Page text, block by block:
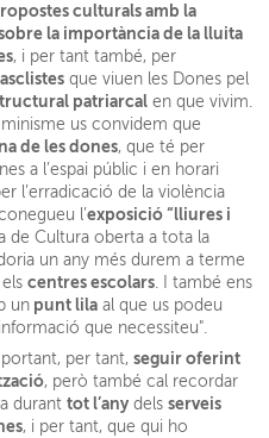
culturals amb la
la importància de la lluita
, i per tant també, per
que viuen les Dones pel
patriarcal en que vivim.
us convidem que
de les dones, que té per
a l’espai públic i en horari
l’erradicació de la violència
l’exposició “lliures i
de Cultura oberta a tota la
un any més durem a terme
elscentres escolars. I també ens
un punt lila al que us podeu
que necessiteu".
per tant,seguir oferint
, però també cal recordar
duranttot l’any delsserveis
, i per tant, que qui ho